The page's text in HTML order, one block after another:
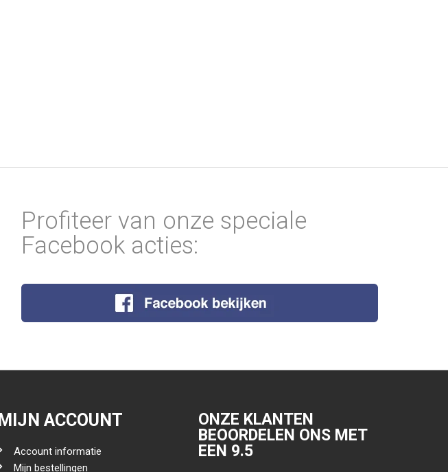
Profiteer van onze speciale
Facebook acties:
MIJN ACCOUNT
Account informatie
Mijn bestellingen
ONZE KLANTEN
BEOORDELEN ONS MET
EEN 9.5